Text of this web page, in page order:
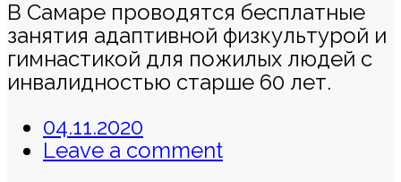
В Самаре проводятся бесплатные
занятия адаптивной физкультурой и
гимнастикой для пожилых людей с
инвалидностью старше 60 лет.
04.11.2020
Leave a comment